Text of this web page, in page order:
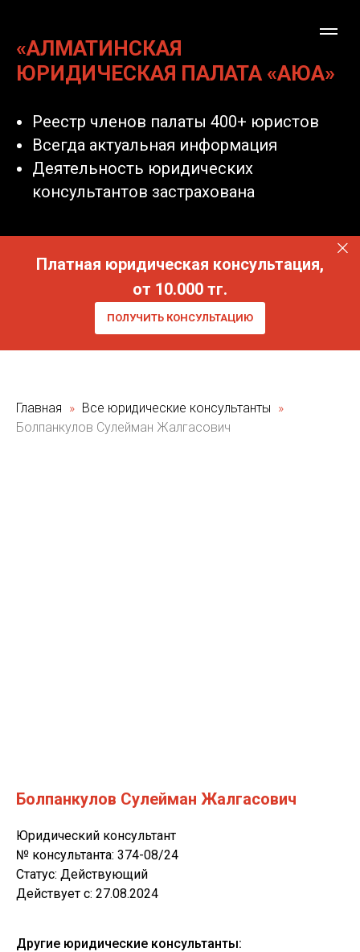
«АЛМАТИНСКАЯ
ЮРИДИЧЕСКАЯ ПАЛАТА «АЮА»
Реестр членов палаты 400+ юристов
Всегда актуальная информация
Деятельность юридических
консультантов застрахована
Платная юридическая консультация,
от 10.000 тг.
ПОЛУЧИТЬ КОНСУЛЬТАЦИЮ
Главная
Все юридические консультанты
Болпанкулов Сулейман Жалгасович
Болпанкулов Сулейман Жалгасович
Юридический консультант
№ консультанта: 374-08/24
Статус: Действующий
Действует c: 27.08.2024
Другие юридические консультанты: